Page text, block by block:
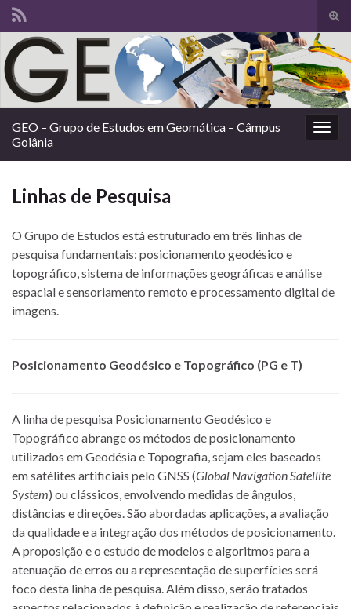
de
Search for:
GEO – Grupo de Estudos em Geomática – Câmpus
Goiânia
Linhas de Pesquisa
O Grupo de Estudos está estruturado em três linhas de
pesquisa fundamentais: posicionamento geodésico e
topográfico, sistema de informações geográficas e análise
espacial e sensoriamento remoto e processamento digital de
imagens.
Posicionamento Geodésico e Topográfico (PG e T)
A linha de pesquisa Posicionamento Geodésico e
Topográfico abrange os métodos de posicionamento
utilizados em Geodésia e Topografia, sejam eles baseados
em satélites artificiais pelo GNSS (Global Navigation Satellite
System) ou clássicos, envolvendo medidas de ângulos,
distâncias e direções. São abordadas aplicações, a avaliação
da qualidade e a integração dos métodos de posicionamento.
A proposição e o estudo de modelos e algoritmos para a
atenuação de erros ou a representação de superfícies será
foco desta linha de pesquisa. Além disso, serão tratados